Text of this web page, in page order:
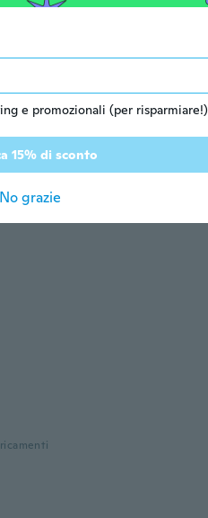
e promozionali (per risparmiare!)
15% di sconto
No grazie